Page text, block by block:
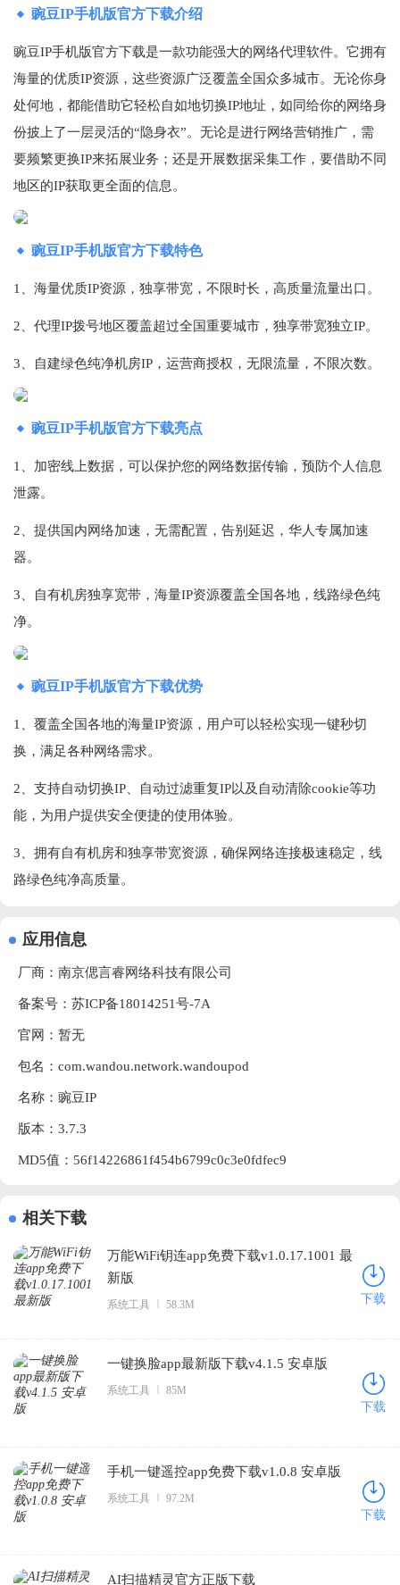
豌豆IP手机版官方下载介绍
豌豆IP手机版官方下载是一款功能强大的网络代理软件。它拥有
海量的优质IP资源，这些资源广泛覆盖全国众多城市。无论你身
处何地，都能借助它轻松自如地切换IP地址，如同给你的网络身
份披上了一层灵活的“隐身衣”。无论是进行网络营销推广，需
要频繁更换IP来拓展业务；还是开展数据采集工作，要借助不同
地区的IP获取更全面的信息。
豌豆IP手机版官方下载特色
1、海量优质IP资源，独享带宽，不限时长，高质量流量出口。
2、代理IP拨号地区覆盖超过全国重要城市，独享带宽独立IP。
3、自建绿色纯净机房IP，运营商授权，无限流量，不限次数。
豌豆IP手机版官方下载亮点
1、加密线上数据，可以保护您的网络数据传输，预防个人信息
泄露。
2、提供国内网络加速，无需配置，告别延迟，华人专属加速
器。
3、自有机房独享宽带，海量IP资源覆盖全国各地，线路绿色纯
净。
豌豆IP手机版官方下载优势
1、覆盖全国各地的海量IP资源，用户可以轻松实现一键秒切
换，满足各种网络需求。
2、支持自动切换IP、自动过滤重复IP以及自动清除cookie等功
能，为用户提供安全便捷的使用体验。
3、拥有自有机房和独享带宽资源，确保网络连接极速稳定，线
路绿色纯净高质量。
应用信息
厂商： 南京偲言睿网络科技有限公司
备案号：苏ICP备18014251号-7A
官网：暂无
包名：com.wandou.network.wandoupod
名称：豌豆IP
版本：3.7.3
MD5值：56f14226861f454b6799c0c3e0fdfec9
相关下载
万能WiFi钥连app免费下载v1.0.17.1001 最
新版
系统工具 58.3M 下载
一键换脸app最新版下载v4.1.5 安卓版
系统工具 85M
下载
手机一键遥控app免费下载v1.0.8 安卓版
系统工具 97.2M
下载
AI扫描精灵官方正版下载